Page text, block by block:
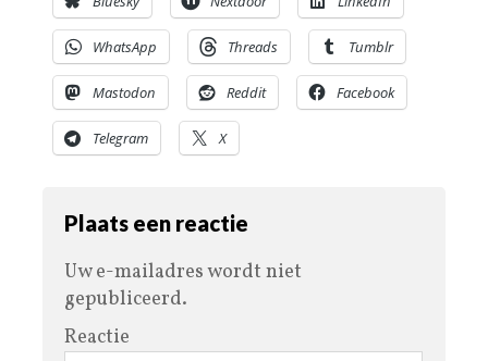
WhatsApp Threads Tumblr
Mastodon Reddit Facebook
Telegram X
Plaats een reactie
Uw e-mailadres wordt niet
gepubliceerd.
Reactie